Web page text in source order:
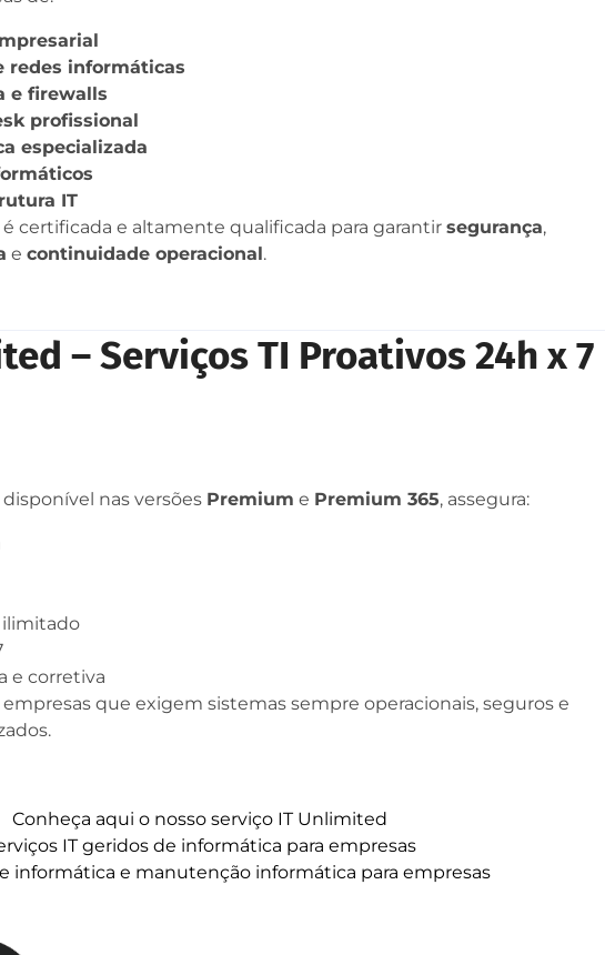
redes informáticas
e firewalls
profissional
especializada
IT
certificada e altamente qualificada para garantir segurança,
e continuidade operacional.
– Serviços TI Proativos 24h x 7
disponível nas versões Premium e Premium 365, assegura:
ilimitado
e corretiva
que exigem sistemas sempre operacionais, seguros e
Conheça aqui o nosso serviço IT Unlimited
IT geridos de informática para empresas
informática e manutenção informática para empresas